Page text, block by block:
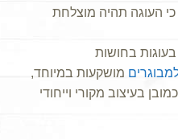
העוגה תהיה מוצלחת
בחושות
מושקעות במיוחד,
בעיצוב מקורי וייחודי